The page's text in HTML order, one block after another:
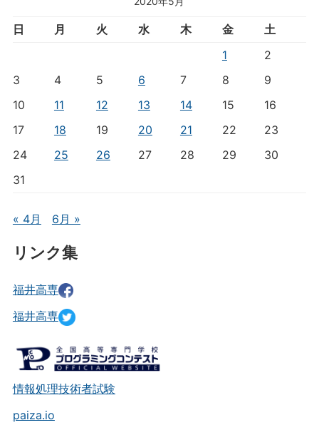
日 月 火 水 木 金
土
1
2
3
4 5 6 7 8
9
10
11 12 13 14 15
16
17
18 19 20 21 22
23
24
25 26 27 28 29
30
31
« 4月 6月 »
リンク集
福井高専
福井高専
情報処理技術者試験
paiza.io